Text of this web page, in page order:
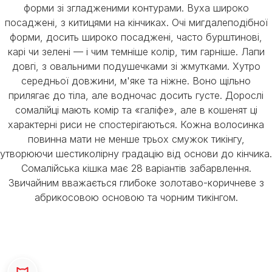
форми зі згладженими контурами. Вуха широко
посаджені, з китицями на кінчиках. Очі мигдалеподібної
форми, досить широко посаджені, часто бурштинові,
карі чи зелені — і чим темніше колір, тим гарніше. Лапи
довгі, з овальними подушечками зі жмутками. Хутро
середньої довжини, м'яке та ніжне. Воно щільно
прилягає до тіла, але водночас досить густе. Дорослі
сомалійці мають комір та «галіфе», але в кошенят ці
характерні риси не спостерігаються. Кожна волосинка
повинна мати не менше трьох смужок тикінгу,
утворюючи шестиколірну градацію від основи до кінчика.
Сомалійська кішка має 28 варіантів забарвлення.
Звичайним вважається глибоке золотаво-коричневе з
абрикосовою основою та чорним тикінгом.